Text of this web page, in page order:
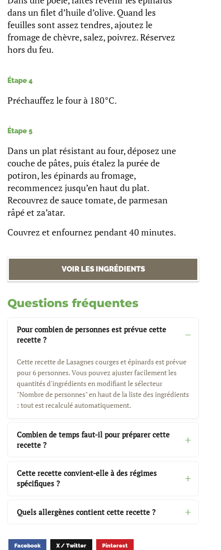
dans un filet d’huile d’olive. Quand les
feuilles sont assez tendres, ajoutez le
fromage de chèvre, salez, poivrez. Réservez
hors du feu.
Étape 4
Préchauffez le four à 180°C.
Étape 5
Dans un plat résistant au four, déposez une
couche de pâtes, puis étalez la purée de
potiron, les épinards au fromage,
recommencez jusqu’en haut du plat.
Recouvrez de sauce tomate, de parmesan
râpé et za’atar.
Couvrez et enfournez pendant 40 minutes.
VOIR LES INGRÉDIENTS
Questions fréquentes
Pour combien de personnes est prévue cette
recette ?
Cette recette de Lasagnes courges et épinards est prévue
pour 6 personnes. Vous pouvez ajuster facilement les
quantités d'ingrédients en modifiant le sélecteur
"Nombre de personnes" en haut de la liste des ingrédients
: tout est recalculé automatiquement.
Combien de temps faut-il pour préparer cette
recette ?
Cette recette convient-elle à des régimes
spécifiques ?
Quels allergènes contient cette recette ?
Facebook X / Twitter Pinterest